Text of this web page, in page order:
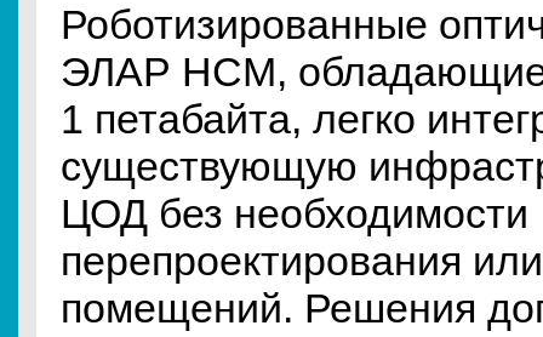
Роботизированные
ЭЛАР НСМ,
1 петабайта, легко
существующую
ЦОД без необходимости
перепроектирования
помещений. Решения